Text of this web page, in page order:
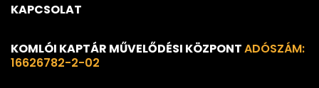
KAPCSOLAT
KOMLÓI KAPTÁR MŰVELŐDÉSI KÖZPONTADÓSZÁM:
16626782-2-02